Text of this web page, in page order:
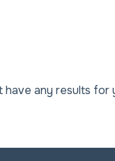
have any results